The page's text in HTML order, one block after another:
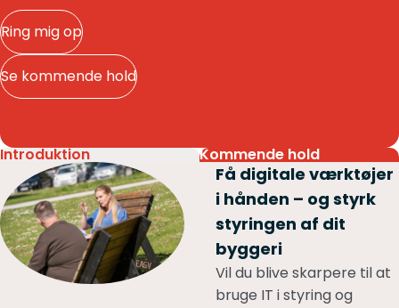
Ring mig op
Se kommende hold
Introduktion Kommende hold
Få digitale værktøjer
i hånden – og styrk
styringen af dit
byggeri
Vil du blive skarpere til at
bruge IT i styring og